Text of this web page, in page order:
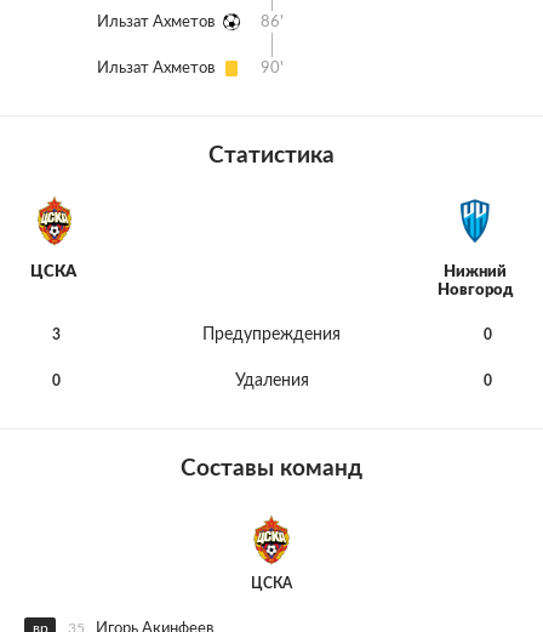
Ильзат Ахметов 86'
Ильзат Ахметов 90'
Статистика
ЦСКА
Нижний
Новгород
3 Предупреждения 0
0 Удаления 0
Составы команд
ЦСКА
вр 35